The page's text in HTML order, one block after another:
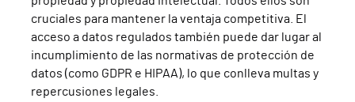
cruciales para mantener la ventaja competitiva. El
acceso a datos regulados también puede dar lugar al
incumplimiento de las normativas de protección de
datos (como GDPR e HIPAA), lo que conlleva multas y
repercusiones legales.